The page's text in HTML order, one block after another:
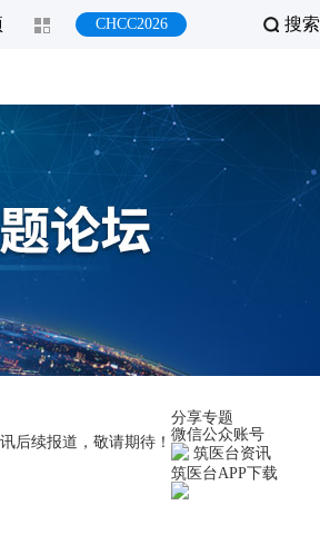
搜索
CHCC2026
后续报道，敬请期待！
分享专题
微信公众账号
筑医台资讯
筑医台APP下载